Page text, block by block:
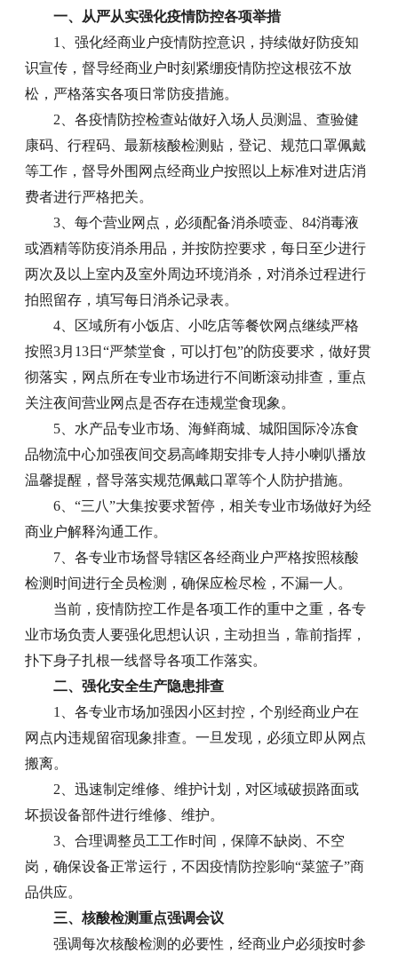
一、从严从实强化疫情防控各项举措
1、强化经商业户疫情防控意识，持续做好防疫知
识宣传，督导经商业户时刻紧绷疫情防控这根弦不放
松，严格落实各项日常防疫措施。
2、各疫情防控检查站做好入场人员测温、查验健
康码、行程码、最新核酸检测贴，登记、规范口罩佩戴
等工作，督导外围网点经商业户按照以上标准对进店消
费者进行严格把关。
3、每个营业网点，必须配备消杀喷壶、84消毒液
或酒精等防疫消杀用品，并按防控要求，每日至少进行
两次及以上室内及室外周边环境消杀，对消杀过程进行
拍照留存，填写每日消杀记录表。
4、区域所有小饭店、小吃店等餐饮网点继续严格
按照3月13日“严禁堂食，可以打包”的防疫要求，做好贯
彻落实，网点所在专业市场进行不间断滚动排查，重点
关注夜间营业网点是否存在违规堂食现象。
5、水产品专业市场、海鲜商城、城阳国际冷冻食
品物流中心加强夜间交易高峰期安排专人持小喇叭播放
温馨提醒，督导落实规范佩戴口罩等个人防护措施。
6、“三八”大集按要求暂停，相关专业市场做好为经
商业户解释沟通工作。
7、各专业市场督导辖区各经商业户严格按照核酸
检测时间进行全员检测，确保应检尽检，不漏一人。
当前，疫情防控工作是各项工作的重中之重，各专
业市场负责人要强化思想认识，主动担当，靠前指挥，
扑下身子扎根一线督导各项工作落实。
二、强化安全生产隐患排查
1、各专业市场加强因小区封控，个别经商业户在
网点内违规留宿现象排查。一旦发现，必须立即从网点
搬离。
2、迅速制定维修、维护计划，对区域破损路面或
坏损设备部件进行维修、维护。
3、合理调整员工工作时间，保障不缺岗、不空
岗，确保设备正常运行，不因疫情防控影响“菜篮子”商
品供应。
三、核酸检测重点强调会议
强调每次核酸检测的必要性，经商业户必须按时参